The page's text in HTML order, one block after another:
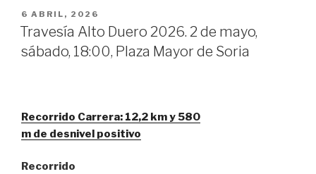
PUBLICADO
EL
6 ABRIL, 2026
Travesía Alto Duero 2026. 2 de mayo,
sábado, 18:00, Plaza Mayor de Soria
Recorrido Carrera: 12,2 km y 580
m de desnivel positivo
Recorrido